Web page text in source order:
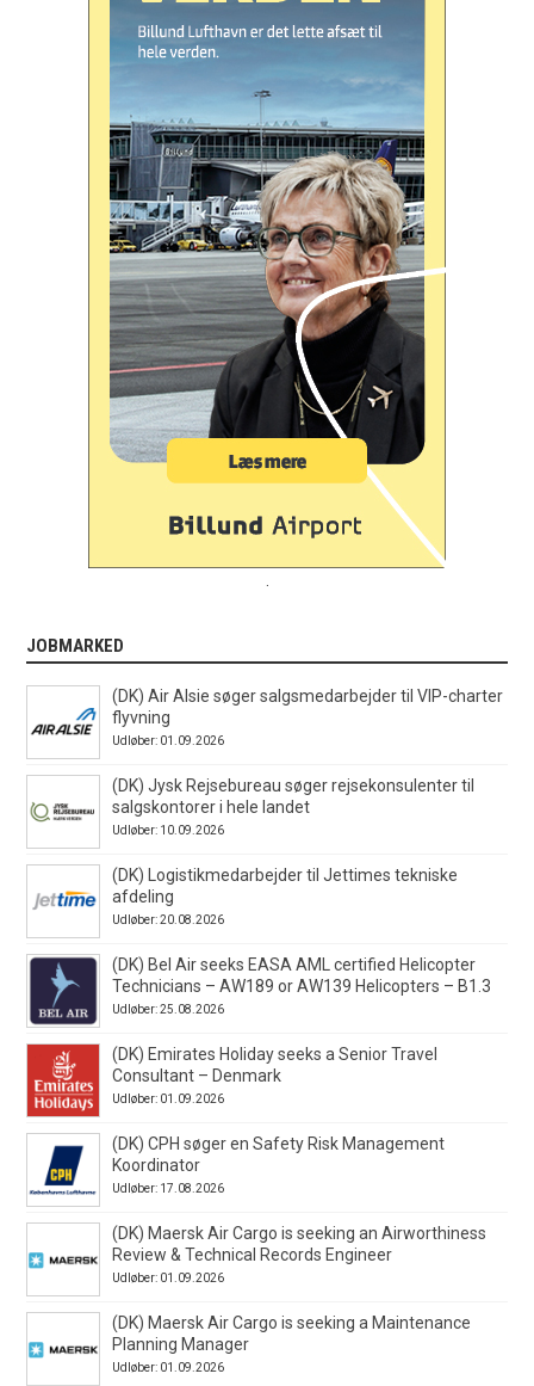
.
JOBMARKED
(DK) Air Alsie søger salgsmedarbejder til VIP-charter
flyvning
Udløber: 01.09.2026
(DK) Jysk Rejsebureau søger rejsekonsulenter til
salgskontorer i hele landet
Udløber: 10.09.2026
(DK) Logistikmedarbejder til Jettimes tekniske
afdeling
Udløber: 20.08.2026
(DK) Bel Air seeks EASA AML certified Helicopter
Technicians – AW189 or AW139 Helicopters – B1.3
Udløber: 25.08.2026
(DK) Emirates Holiday seeks a Senior Travel
Consultant – Denmark
Udløber: 01.09.2026
(DK) CPH søger en Safety Risk Management
Koordinator
Udløber: 17.08.2026
(DK) Maersk Air Cargo is seeking an Airworthiness
Review & Technical Records Engineer
Udløber: 01.09.2026
(DK) Maersk Air Cargo is seeking a Maintenance
Planning Manager
Udløber: 01.09.2026